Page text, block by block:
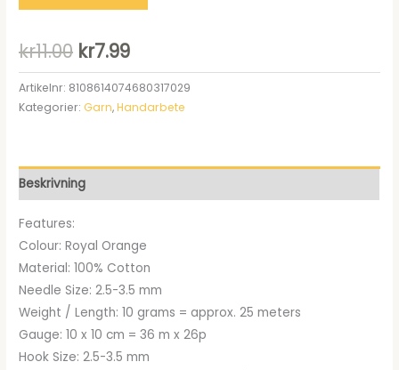
kr11.00 Det
ursprungliga
priset
kr11.00.
kr7.99Det
nuvarande
priset
Artikelnr: 8108614074680317029
Kategorier: Garn,Handarbete
Beskrivning
Features:
Colour: Royal Orange
Material: 100% Cotton
Needle Size: 2.5-3.5 mm
Weight / Length: 10 grams = approx. 25 meters
Gauge: 10 x 10 cm = 36 m x 26p
Hook Size: 2.5-3.5 mm